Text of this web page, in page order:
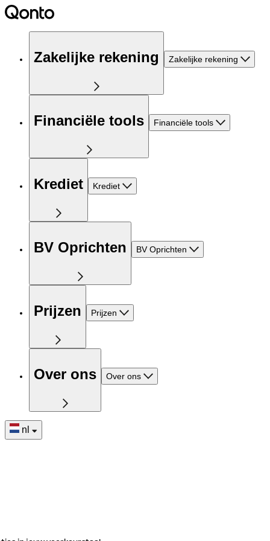
Zakelijke rekening Zakelijke rekening
Financiële tools Financiële tools
Krediet Krediet
BV Oprichten BV Oprichten
Prijzen Prijzen
Over ons Over ons
nl